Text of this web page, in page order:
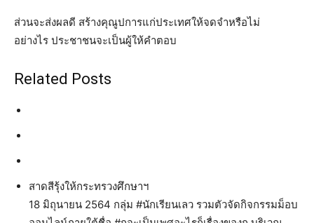
ส่วนจะส่งผลดี สร้างคุณูปการแก่ประเทศให้จดจำหรือไม่
อย่างไร ประชาชนจะเป็นผู้ให้คำตอบ
Related Posts
สาดสีรุ้งให้กระทรวงศึกษาฯ
18 มิถุนายน 2564 กลุ่ม #นักเรียนเลว รวมตัวจัดกิจกรรมม็อบ